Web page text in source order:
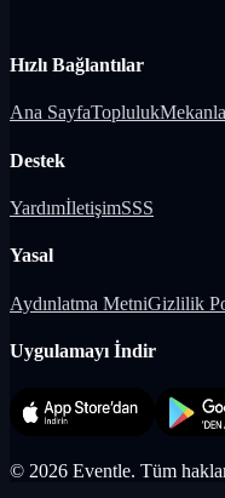
Hızlı Bağlantılar
Ana SayfaTopluluk
Destek
YardımİletişimSSS
Yasal
Aydınlatma MetniGizlilik
Uygulamayı İndir
© 2026 Eventle. Tüm